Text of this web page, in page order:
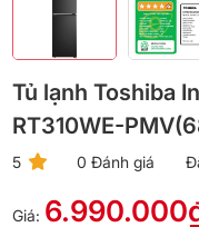
Tủ lạnh Toshiba
RT310WE-
5 0 Đánh giá
Giá: